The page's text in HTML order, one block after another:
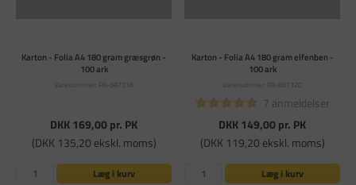
Karton - Folia A4 180 gram græsgrøn -
100 ark
Varenummer: PA-687316
DKK 169,00pr. PK
(DKK 135,20 ekskl. moms)
Læg i kurv
Karton - Folia A4 180 gram elfenben -
100 ark
Varenummer: PA-687320
7 anmeldelser
DKK 149,00pr. PK
(DKK 119,20 ekskl. moms)
Læg i kurv